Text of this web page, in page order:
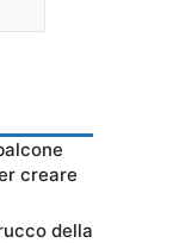
creare
della